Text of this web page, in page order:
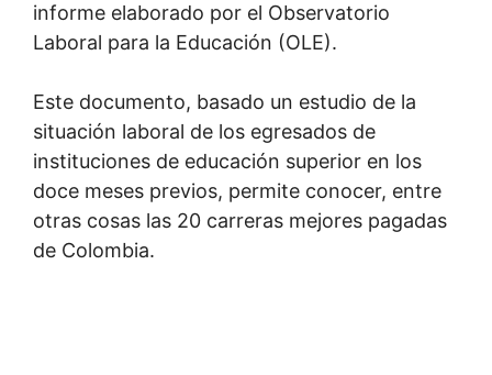
informe elaborado por el Observatorio
Laboral para la Educación (OLE).
Este documento, basado un estudio de la
situación laboral de los egresados de
instituciones de educación superior en los
doce meses previos, permite conocer, entre
otras cosas las 20 carreras mejores pagadas
de Colombia.